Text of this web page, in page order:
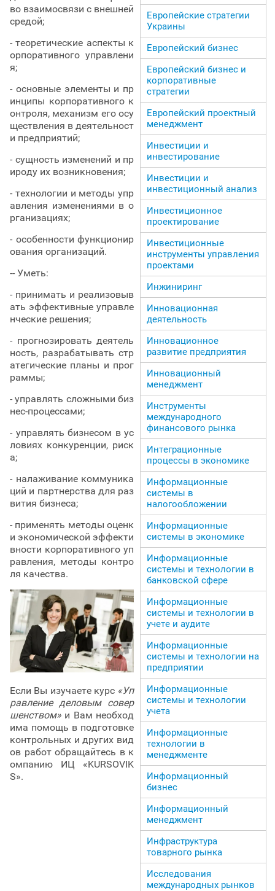
во взаимосвязи с внешней
средой;
- теоретические аспекты к
орпоративного управлени
я;
- основные элементы и пр
инципы корпоративного к
онтроля, механизм его осу
ществления в деятельност
и предприятий;
- сущность изменений и пр
ироду их возникновения;
- технологии и методы упр
авления изменениями в о
рганизациях;
- особенности функционир
ования организаций.
-- Уметь:
- принимать и реализовыв
ать эффективные управле
нческие решения;
- прогнозировать деятель
ность, разрабатывать стр
атегические планы и прог
раммы;
- управлять сложными биз
нес-процессами;
- управлять бизнесом в ус
ловиях конкуренции, риск
а;
- налаживание коммуника
ций и партнерства для раз
вития бизнеса;
- применять методы оценк
и экономической эффекти
вности корпоративного уп
равления, методы контро
ля качества.
Если Вы изучаете курс «Уп
равление деловым совер
шенством» и Вам необход
има помощь в подготовке
контрольных и других вид
ов работ обращайтесь в к
омпанию ИЦ «KURSOVIK
S».
Европейские стратегии
Украины
Европейский бизнес
Европейский бизнес и
корпоративные
стратегии
Европейский проектный
менеджмент
Инвестиции и
инвестирование
Инвестиции и
инвестиционный анализ
Инвестиционное
проектирование
Инвестиционные
инструменты управления
проектами
Инжиниринг
Инновационная
деятельность
Инновационное
развитие предприятия
Инновационный
менеджмент
Инструменты
международного
финансового рынка
Интеграционные
процессы в экономике
Информационные
системы в
налогообложении
Информационные
системы в экономике
Информационные
системы и технологии в
банковской сфере
Информационные
системы и технологии в
учете и аудите
Информационные
системы и технологии на
предприятии
Информационные
системы и технологии
учета
Информационные
технологии в
менеджменте
Информационный
бизнес
Информационный
менеджмент
Инфраструктура
товарного рынка
Исследования
международных рынков